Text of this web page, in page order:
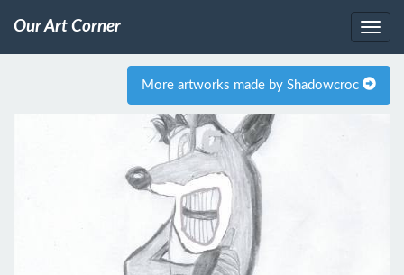
Our Art Corner
More artworks made by Shadowcroc